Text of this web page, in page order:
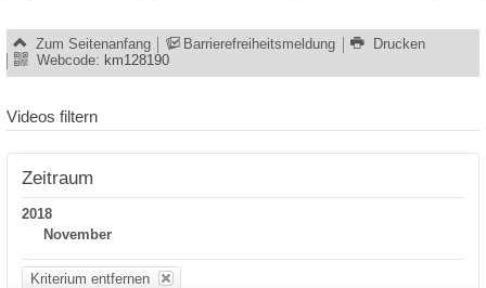
Zum Seitenanfang Barrierefreiheitsmeldung
Drucken
Webcode: km128190
Videos filtern
Zeitraum
2018
November
Kriterium entfernen